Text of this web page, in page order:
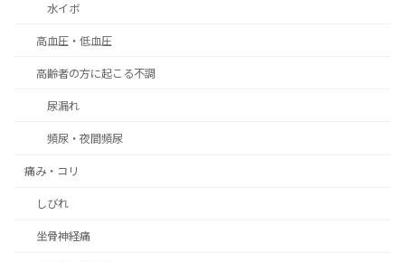
水イボ
高血圧・低血圧
高齢者の方に起こる不調
尿漏れ
頻尿・夜間頻尿
痛み・コリ
しびれ
坐骨神経痛